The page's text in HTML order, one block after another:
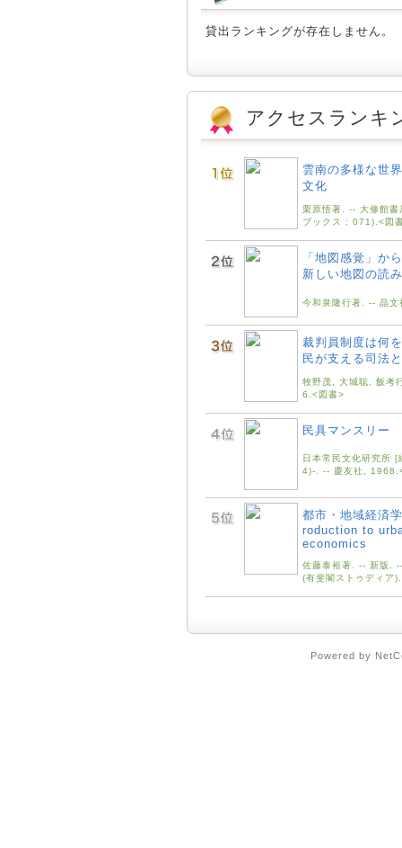
貸出ランキングが存在しません。
アクセスランキ
雲南の多様な世
文化
栗原悟著. -- 大修館
ブックス ; 071).<図
「地図感覚」か
新しい地図の読
今和泉隆行著. -- 晶
裁判員制度は何
民が支える司法
牧野茂, 大城聡, 飯考
6.<図書>
民具マンスリー
日本常民文化研究所
4)-. -- 慶友社,
都市・地域経済
roduction to
economics
佐藤泰裕著. -- 新版.
(有斐閣ストゥディア
Powered by